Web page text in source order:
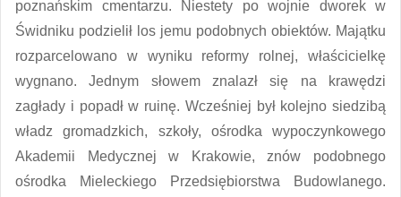
poznańskim cmentarzu. Niestety po wojnie dworek w
Świdniku podzielił los jemu podobnych obiektów. Majątku
rozparcelowano w wyniku reformy rolnej, właścicielkę
wygnano. Jednym słowem znalazł się na krawędzi
zagłady i popadł w ruinę. Wcześniej był kolejno siedzibą
władz gromadzkich, szkoły, ośrodka wypoczynkowego
Akademii Medycznej w Krakowie, znów podobnego
ośrodka Mieleckiego Przedsiębiorstwa Budowlanego.